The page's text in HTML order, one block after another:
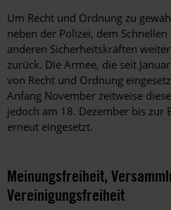
Um Recht und Ordnung zu
neben der Polizei, dem
anderen Sicherheitskräften
zurück. Die Armee, die seit
von Recht und Ordnung
Anfang November zeitweise
jedoch am 18. Dezember bis zur
erneut eingesetzt.
Meinungsfreiheit,
Vereinigungsfreiheit